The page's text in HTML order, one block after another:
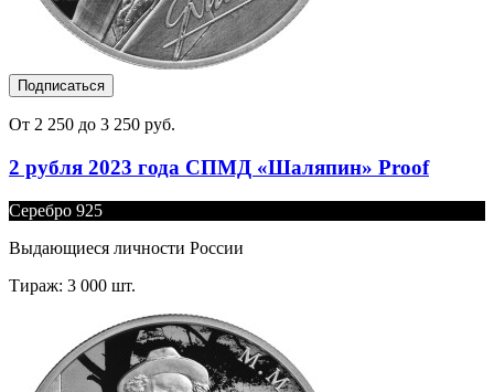
Подписаться
От 2 250 до 3 250 руб.
2 рубля 2023 года СПМД «Шаляпин» Proof
Серебро 925
Выдающиеся личности России
Тираж: 3 000 шт.